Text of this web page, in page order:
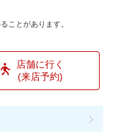
ことがあります。
店舗に行く
(来店予約)